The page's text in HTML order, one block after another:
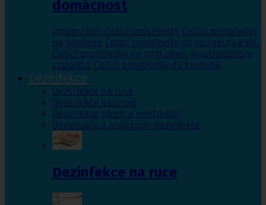
domácnost
Univerzální čistící prostředky, Čistící prostředky
na podlahy, Čisticí prostředky do koupelny a WC,
Čistící prostředky na mytí oken, Neutralizátory
vzduchu, Čistící prostředky do kuchyně
Dezinfekce
Dezinfekce na ruce
Dezinfekce nástrojů
Dezinfekce ploch a předmětů
Dávkovače a aplikátory dezinfekce
Dezinfekce na ruce